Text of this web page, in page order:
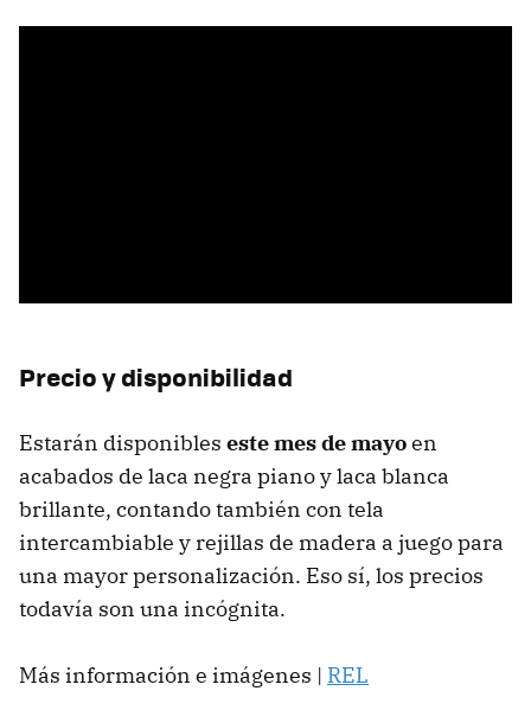
Precio y disponibilidad
Estarán disponibles este mes de mayoen
acabados de laca negra piano y laca blanca
brillante, contando también con tela
intercambiable y rejillas de madera a juego para
una mayor personalización. Eso sí, los precios
todavía son una incógnita.
Más información e imágenes | REL